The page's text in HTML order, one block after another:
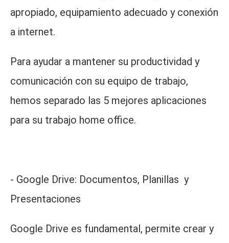
apropiado, equipamiento adecuado y conexión
a internet.
Para ayudar a mantener su productividad y
comunicación con su equipo de trabajo,
hemos separado las 5 mejores aplicaciones
para su trabajo home office.
- Google Drive: Documentos, Planillas y
Presentaciones
Google Drive es fundamental, permite crear y